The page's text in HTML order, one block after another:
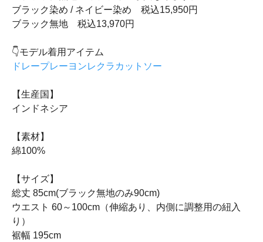
ブラック染め / ネイビー染め 税込15,950円
ブラック無地 税込13,970円
👇モデル着用アイテム
ドレープレーヨンレクラカットソー
【生産国】
インドネシア
【素材】
綿100%
【サイズ】
総丈 85cm(ブラック無地のみ90cm)
ウエスト 60～100cm（伸縮あり、内側に調整用の紐入
り）
裾幅 195cm